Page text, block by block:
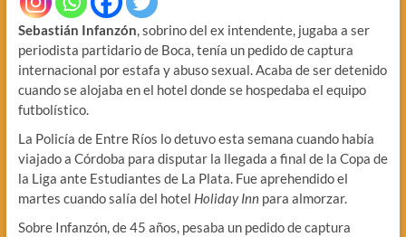
Sebastián Infanzón, sobrino del ex intendente, jugaba a ser
periodista partidario de Boca, tenía un pedido de captura
internacional por estafa y abuso sexual. Acaba de ser detenido
cuando se alojaba en el hotel donde se hospedaba el equipo
futbolístico.
La Policía de Entre Ríos lo detuvo esta semana cuando había
viajado a Córdoba para disputar la llegada a final de la Copa de
la Liga ante Estudiantes de La Plata. Fue aprehendido el
martes cuando salía del hotel Holiday Innpara almorzar.
Sobre Infanzón, de 45 años, pesaba un pedido de captura